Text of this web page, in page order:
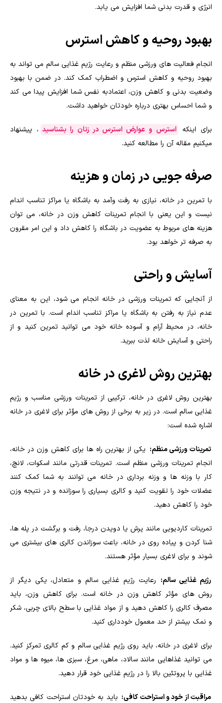
انرژی و قدرت بدنی شما افزایش می یابد.
بهبود روحیه و کاهش استرس
انجام فعالیت های ورزشی منظم و رعایت رژیم غذایی سالم می تواند به
بهبود روحیه و کاهش استرس و اضطراب کمک کند. در ضمن با بهبود
وضعیت بدنی و کاهش وزن، اعتمادبه نفس شما افزایش پیدا می کند
و شما احساس بهتری درباره خودتان خواهید داشت.
برای اینکه استرس و عوارض استرس در زنان را بشناسید ، پیشنهاد
میکنیم مقاله آن را مطالعه کنید.
صرفه جویی در زمان و هزینه
با تمرین در خانه، نیازی به رفت وآمد به باشگاه یا مراکز تناسب اندام
نیست و این یعنی با انجام تمرینات کاهش وزن در خانه، می توان
هزینه های مربوط به عضویت در باشگاه را کاهش داد و این امر مقرون
به صرفه تر خواهد بود.
آسایش و راحتی
از آنجایی که تمرینات ورزشی در خانه انجام می شود، این به معنای
عدم نیاز به رفتن به باشگاه یا مراکز تناسب اندام است. با تمرین در
خانه، در محیط آرام و آسوده خانه خود می توانید تمرین کنید و از
راحتی و آسایش خانه لذت ببرید.
بهترین روش لاغری در خانه
بهترین روش لاغری در خانه، ترکیبی از تمرینات ورزشی مناسب و رژیم
غذایی سالم است. در زیر به برخی از روش های مؤثر برای لاغری در خانه
اشاره شده است:
تمرینات ورزشی منظم: یکی از بهترین راه ها برای کاهش وزن در خانه،
انجام تمرینات ورزشی منظم است. تمرینات قدرتی مانند اسکوات، لانچ،
کار با وزنه ها و وزنه برداری در خانه می توانند به شما کمک کنند
عضلات خود را تقویت کنید و کالری بسیاری را سوزانده و در نتیجه وزن
خود را کاهش دهید.
تمرینات کاردیویی مانند پرش یا دویدن درجا، رفت و برگشت در پله ها،
شنا کردن و پیاده روی در خانه، باعث سوزاندن کالری های بیشتری می
شوند و برای لاغری بسیار مؤثر هستند.
رژیم غذایی سالم: رعایت رژیم غذایی سالم و متعادل، یکی دیگر از
روش های مؤثر کاهش وزن در خانه است. برای کاهش وزن، باید
مصرف کالری را کاهش دهید و از مواد غذایی با سطح بالای چربی، شکر
و نمک بیشتر از حد معمول خودداری کنید.
برای لاغری در خانه، باید روی رژیم غذایی سالم و کم کالری تمرکز کنید.
می توانید غذاهایی مانند سالاد، ماهی، مرغ، سبزی ها، میوه ها و مواد
غذایی با پروتئین بالا را در رژیم غذایی خود قرار دهید.
مراقبت از خود و استراحت کافی: باید به خودتان استراحت کافی بدهید